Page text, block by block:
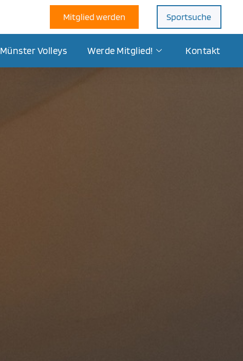
Mitglied werden Sportsuche
Münster Volleys Werde Mitglied! Kontakt